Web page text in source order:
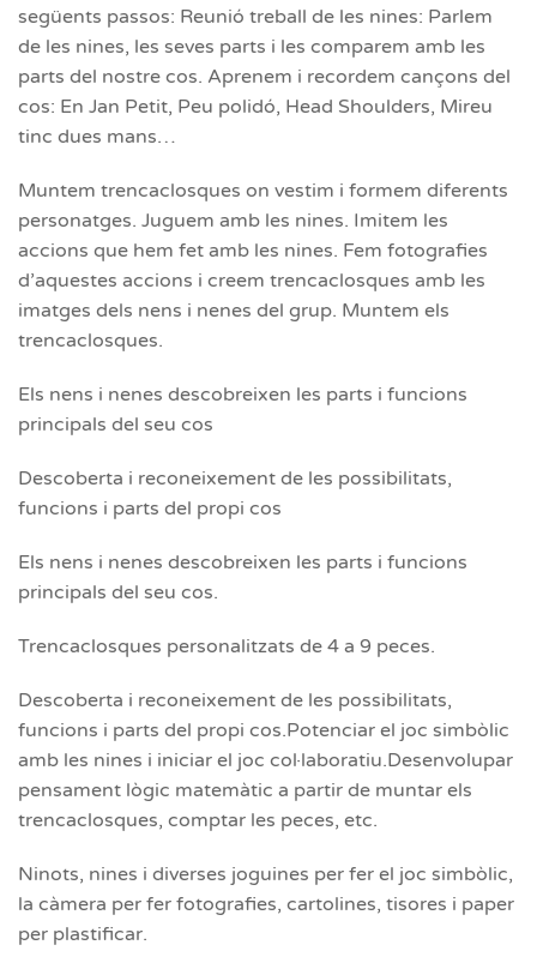
següents passos: Reunió treball de les nines: Parlem
de les nines, les seves parts i les comparem amb les
parts del nostre cos. Aprenem i recordem cançons del
cos: En Jan Petit, Peu polidó, Head Shoulders, Mireu
tinc dues mans…
Muntem trencaclosques on vestim i formem diferents
personatges. Juguem amb les nines. Imitem les
accions que hem fet amb les nines. Fem fotografies
d’aquestes accions i creem trencaclosques amb les
imatges dels nens i nenes del grup. Muntem els
trencaclosques.
Els nens i nenes descobreixen les parts i funcions
principals del seu cos
Descoberta i reconeixement de les possibilitats,
funcions i parts del propi cos
Els nens i nenes descobreixen les parts i funcions
principals del seu cos.
Trencaclosques personalitzats de 4 a 9 peces.
Descoberta i reconeixement de les possibilitats,
funcions i parts del propi cos.Potenciar el joc simbòlic
amb les nines i iniciar el joc col·laboratiu.Desenvolupar
pensament lògic matemàtic a partir de muntar els
trencaclosques, comptar les peces, etc.
Ninots, nines i diverses joguines per fer el joc simbòlic,
la càmera per fer fotografies, cartolines, tisores i paper
per plastificar.